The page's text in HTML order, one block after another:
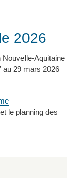
2026
Aquitaine
au 29 mars 2026
le planning des